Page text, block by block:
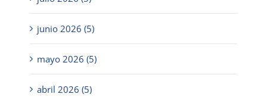
junio 2026 (5)
mayo 2026 (5)
abril 2026 (5)